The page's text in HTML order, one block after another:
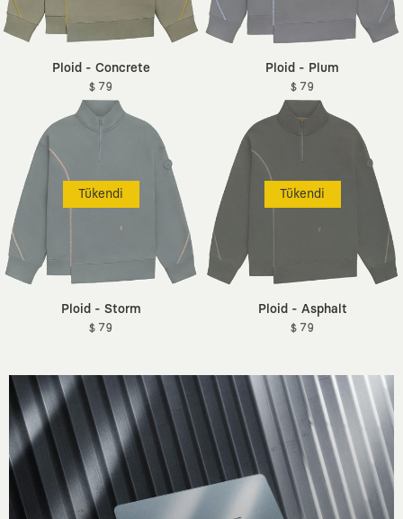
Ploid - Concrete
$ 79
Ploid - Plum
$ 79
Tükendi
Ploid - Storm
$ 79
Tükendi
Ploid - Asphalt
$ 79